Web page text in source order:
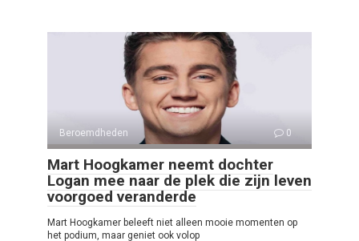
Beroemdheden 0
Mart Hoogkamer neemt dochter
Logan mee naar de plek die zijn leven
voorgoed veranderde
Mart Hoogkamer beleeft niet alleen mooie momenten op
het podium, maar geniet ook volop